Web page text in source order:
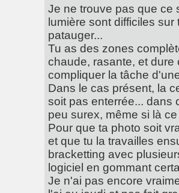
Je ne trouve pas que ce
lumière sont difficiles
patauger...
Tu as des zones
chaude, rasante, et dure
compliquer la tâche
Dans le cas présent, la
soit pas enterrée... dans
peu surex, même si là
Pour que ta photo soit
et que tu la travailles
bracketting avec
logiciel en gommant
Je n'ai pas encore